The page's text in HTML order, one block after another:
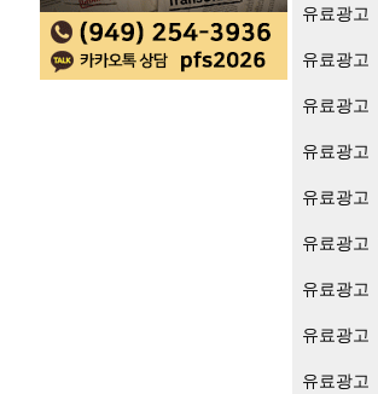
유료광고
유료광고
유료광고
유료광고
유료광고
유료광고
유료광고
유료광고
유료광고